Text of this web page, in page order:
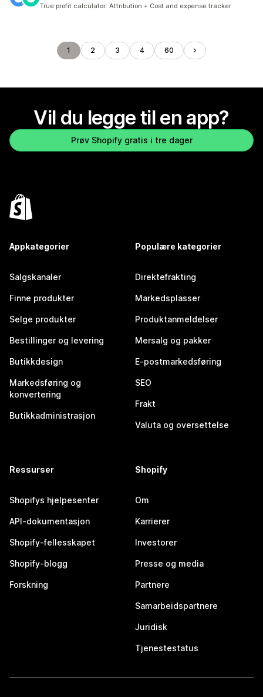
True profit calculator: Attribution + Cost and expense tracker
1 2 3 4 60
Vil du legge til en app?
Prøv Shopify gratis i tre dager
Appkategorier
Salgskanaler
Finne produkter
Selge produkter
Bestillinger og levering
Butikkdesign
Markedsføring og
konvertering
Butikkadministrasjon
Populære kategorier
Direktefrakting
Markedsplasser
Produktanmeldelser
Mersalg og pakker
E-postmarkedsføring
SEO
Frakt
Valuta og oversettelse
Ressurser
Shopifys hjelpesenter
API-dokumentasjon
Shopify-fellesskapet
Shopify-blogg
Forskning
Shopify
Om
Karrierer
Investorer
Presse og media
Partnere
Samarbeidspartnere
Juridisk
Tjenestestatus